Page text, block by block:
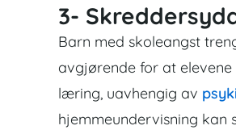
3-
Barn med skoleangst
avgjørende for at
læring, uavhengig av
hjemmeundervisning